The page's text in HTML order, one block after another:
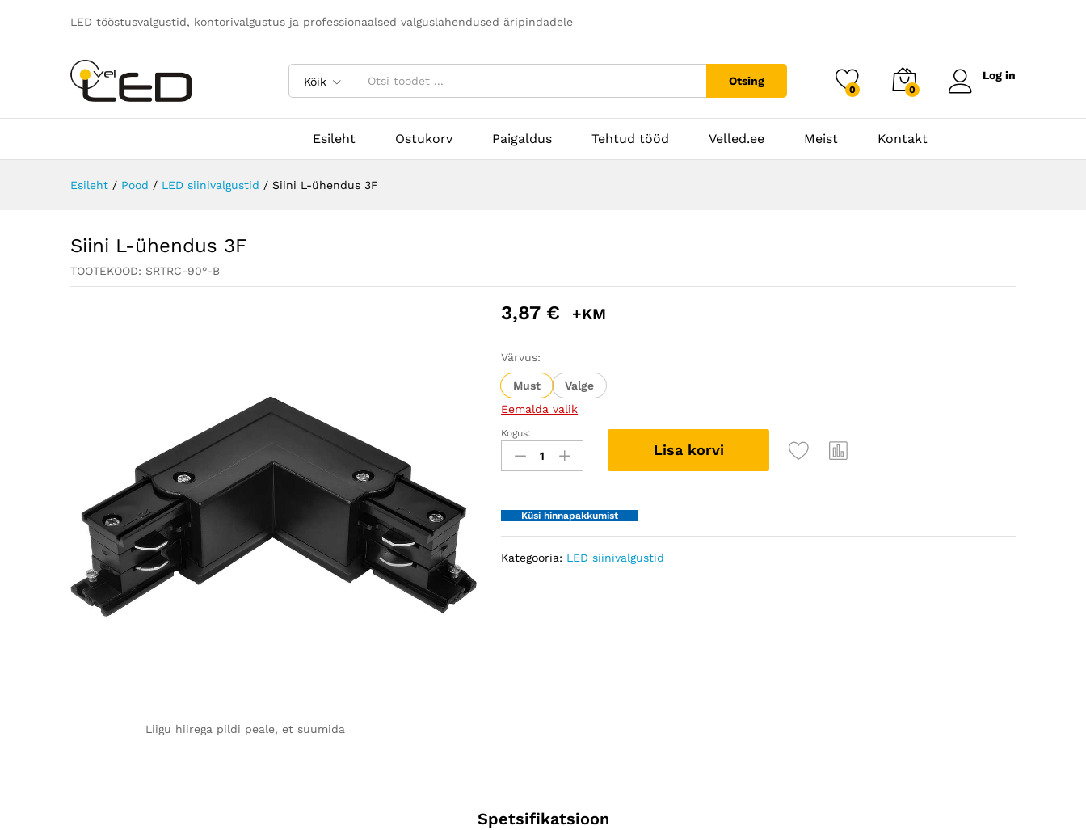
LED tööstusvalgustid, kontorivalgustus ja professionaalsed valguslahendused äripindadele
Kõik Otsing
0 0
Log in
Esileht Ostukorv Paigaldus Tehtud tööd Velled.ee Meist Kontakt
Esileht / Pood / LED siinivalgustid / Siini L-ühendus 3F
Siini L-ühendus 3F
TOOTEKOOD: SRTRC-90°-B
Liigu hiirega pildi peale, et suumida
3,87 € +KM
Värvus:
Must
Valge
Eemalda valik
Siini
ühendus
quantity
Kogus:
Lisa korvi
Küsi hinnapakkumist
Kategooria: LED siinivalgustid
Spetsifikatsioon